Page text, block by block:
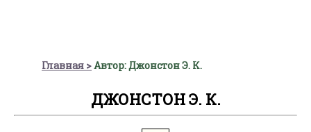
Главная Автор: Джонстон Э. К.
ДЖОНСТОН Э. К.